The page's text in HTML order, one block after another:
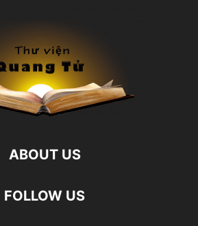
ABOUT US
FOLLOW US